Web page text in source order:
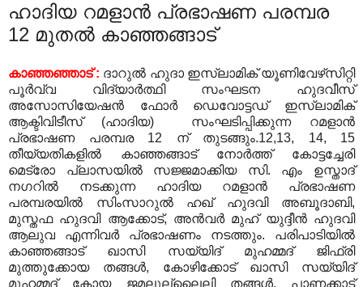
ഹാദിയ റമളാന്‍ പ്രഭാഷണ പരമ്പര
12 മുതല്‍ കാഞ്ഞങ്ങാട്
കാഞ്ഞഞ്ഞാട് : ദാറുല്‍ ഹുദാ ഇസ്ലാമിക് യൂണിവേഴ്‌സിറ്റി
പൂര്‍വ്വ വിദ്യാര്‍ത്ഥി സംഘടന ഹുദവീസ്
അസോസിയേഷന്‍ ഫോര്‍ ഡെവോട്ടഡ് ഇസ്ലാമിക്
ആക്ടിവിടീസ് (ഹാദിയ) സംഘടിപ്പിക്കുന്ന റമളാന്‍
പ്രഭാഷണ പരമ്പര 12 ന് തുടങ്ങും.12,13, 14, 15
തീയ്യതികളില്‍ കാഞ്ഞങ്ങാട് നോര്‍ത്ത് കോട്ടച്ചേരി
മെട്രോ പ്ലാസയില്‍ സജ്ജമാക്കിയ സി. എം ഉസ്താദ്
നഗറില്‍ നടക്കുന്ന ഹാദിയ റമളാന്‍ പ്രഭാഷണ
പരമ്പരയില്‍ സിംസാറുല്‍ ഹഖ് ഹുദവി അബൂദാബി,
മുസ്തഫ ഹുദവി ആക്കോട്, അന്‍വര്‍ മുഹ് യുദ്ദീന്‍ ഹുദവി
ആലുവ എന്നിവര്‍ പ്രഭാഷണം നടത്തും. പരിപാടിയില്‍
കാഞ്ഞങ്ങാട് ഖാസി സയ്യിദ് മുഹമ്മദ് ജിഫ്രി
മുത്തുക്കോയ തങ്ങള്‍, കോഴിക്കോട് ഖാസി സയ്യിദ്
മുഹമ്മദ് കോയ ജമലുല്ലൈലി തങ്ങള്‍, പാണക്കാട്